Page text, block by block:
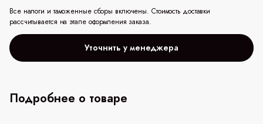
Все налоги и таможенные сборы включены. Стоимость доставки
рассчитывается на этапе оформления заказа.
Уточнить у менеджера
Подробнее о товаре